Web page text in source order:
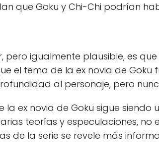
que Goku y Chi-Chi podrían
igualmente plausible, es
el tema de la ex novia de
al personaje, pero
ex novia de Goku sigue siendo
teorías y especulaciones, no
de la serie se revele más